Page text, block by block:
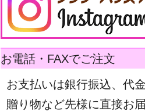
お電話・FAXでご注文
お支払いは銀行振込、代
贈り物など先様に直接お